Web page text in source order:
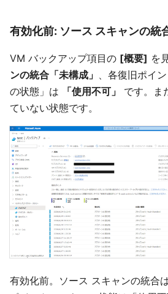
有効化前: ソース スキャンの統
VM バックアップ項目の [概要] を
ンの統合「未構成」
、各復旧ポイ
の状態」は
「使用不可」
です。ま
ていない状態です。
有効化前。ソース スキャンの統合